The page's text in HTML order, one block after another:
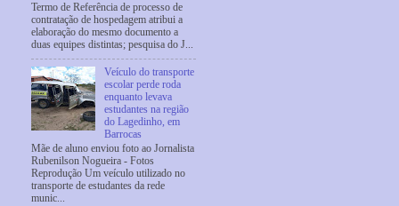
Termo de Referência de processo de
contratação de hospedagem atribui a
elaboração do mesmo documento a
duas equipes distintas; pesquisa do J...
Veículo do transporte
escolar perde roda
enquanto levava
estudantes na região
do Lagedinho, em
Barrocas
Mãe de aluno enviou foto ao Jornalista
Rubenilson Nogueira - Fotos
Reprodução Um veículo utilizado no
transporte de estudantes da rede
munic...